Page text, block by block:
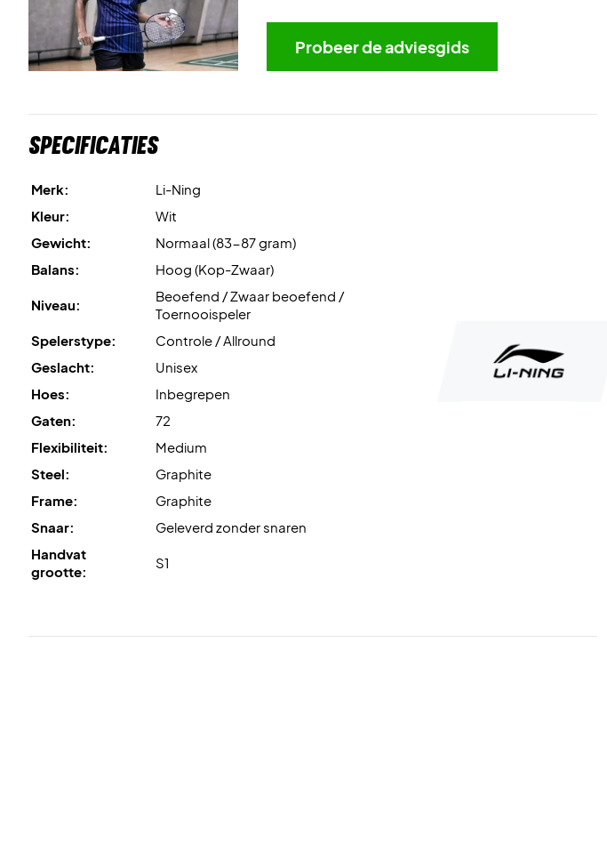
Probeer de adviesgids
Specificaties
Merk:
Li-Ning
Kleur:
Wit
Gewicht:
Normaal (83-87 gram)
Balans:
Hoog (Kop-Zwaar)
Niveau:
Beoefend / Zwaar beoefend /
Toernooispeler
Spelerstype:
Controle / Allround
Geslacht:
Unisex
Hoes:
Inbegrepen
Gaten:
72
Flexibiliteit:
Medium
Steel:
Graphite
Frame:
Graphite
Snaar:
Geleverd zonder snaren
Handvat
grootte:
S1